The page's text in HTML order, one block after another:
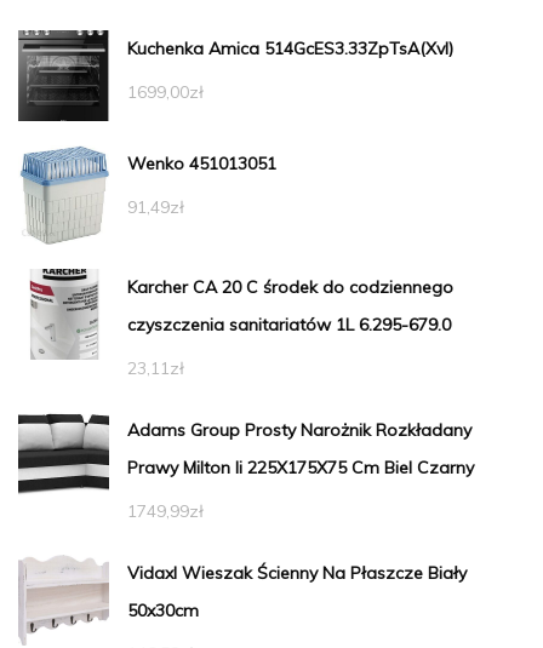
Kuchenka Amica 514GcES3.33ZpTsA(Xvl)
1699,00zł
Wenko 451013051
91,49zł
Karcher CA 20 C środek do codziennego
czyszczenia sanitariatów 1L 6.295-679.0
23,11zł
Adams Group Prosty Narożnik Rozkładany
Prawy Milton Ii 225X175X75 Cm Biel Czarny
1749,99zł
Vidaxl Wieszak Ścienny Na Płaszcze Biały
50x30cm